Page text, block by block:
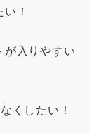
！
が入りやすい
くしたい！